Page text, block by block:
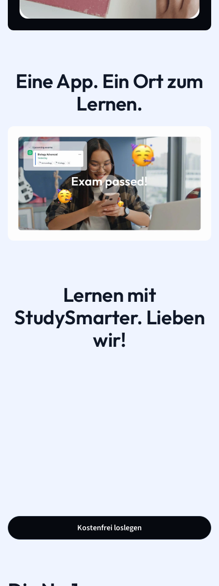
Eine App. Ein Ort zum
Lernen.
Lernen mit
StudySmarter. Lieben
wir!
Kostenfrei loslegen